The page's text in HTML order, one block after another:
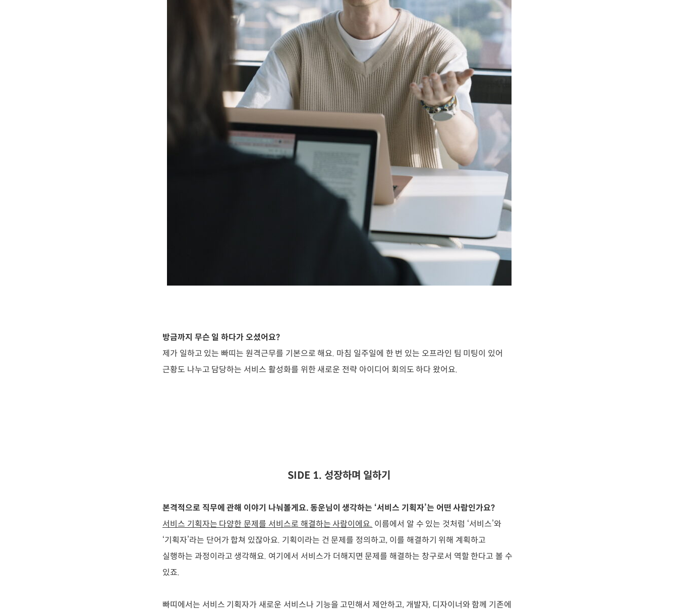
방금까지 무슨 일 하다가 오셨어요?
제가 일하고 있는 빠띠는 원격근무를 기본으로 해요. 마침 일주일에 한 번 있는 오프라인 팀 미팅이 있어
근황도 나누고 담당하는 서비스 활성화를 위한 새로운 전략 아이디어 회의도 하다 왔어요.
SIDE 1. 성장하며 일하기
본격적으로 직무에 관해 이야기 나눠볼게요. 동운님이 생각하는 ‘서비스 기획자’는 어떤 사람인가요?
서비스 기획자는 다양한 문제를 서비스로 해결하는 사람이에요. 이름에서 알 수 있는 것처럼 ‘서비스’와
‘기획자’라는 단어가 합쳐 있잖아요. 기획이라는 건 문제를 정의하고, 이를 해결하기 위해 계획하고
실행하는 과정이라고 생각해요. 여기에서 서비스가 더해지면 문제를 해결하는 창구로서 역할 한다고 볼 수
있죠.
빠띠에서는 서비스 기획자가 새로운 서비스나 기능을 고민해서 제안하고, 개발자, 디자이너와 함께 기존에